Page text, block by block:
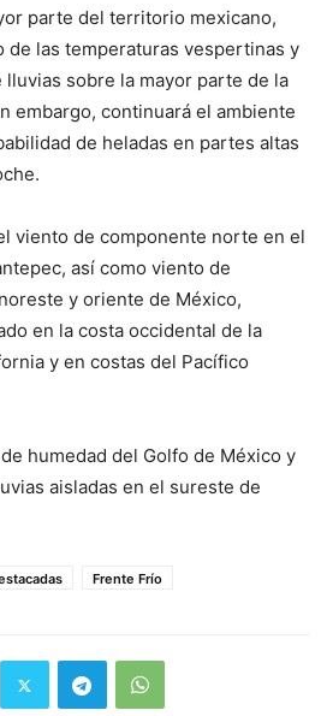
parte del territorio mexicano,
de las temperaturas vespertinas y
sobre la mayor parte de la
embargo, continuará el ambiente
de heladas en partes altas
viento de componente norte en el
así como viento de
y oriente de México,
en la costa occidental de la
y en costas del Pacífico
humedad del Golfo de México y
aisladas en el sureste de
Frente Frío